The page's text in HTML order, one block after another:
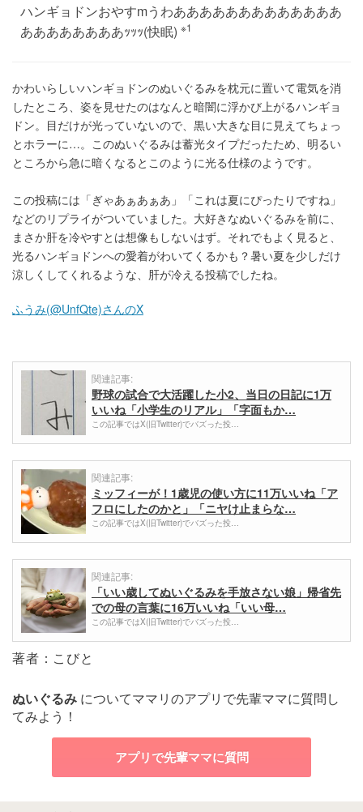
ハンギョドンおやすmうわあああああああああああああ
ああああああああｯｯｯ(快眠) ※1
かわいらしいハンギョドンのぬいぐるみを枕元に置いて電気を消
したところ、姿を見せたのはなんと暗闇に浮かび上がるハンギョ
ドン。目だけが光っていないので、黒い大きな目に見えてちょっ
とホラーに…。このぬいぐるみは蓄光タイプだったため、明るい
ところから急に暗くなるとこのように光る仕様のようです。
この投稿には「ぎゃあぁあぁあ」「これは夏にぴったりですね」
などのリプライがついていました。大好きなぬいぐるみを前に、
まさか肝を冷やすとは想像もしないはず。それでもよく見ると、
光るハンギョドンへの愛着がわいてくるかも？暑い夏を少しだけ
涼しくしてくれるような、肝が冷える投稿でしたね。
ふうみ(@UnfQte)さんのX
関連記事:
野球の試合で大活躍した小2、当日の日記に1万
いいね「小学生のリアル」「字面もか…
この記事ではX(旧Twitter)でバズった投…
関連記事:
ミッフィーが！1歳児の使い方に11万いいね「ア
フロにしたのかと」「ニヤけ止まらな…
この記事ではX(旧Twitter)でバズった投…
関連記事:
「いい歳してぬいぐるみを手放さない娘」帰省先
での母の言葉に16万いいね「いい母…
この記事ではX(旧Twitter)でバズった投…
著者：こびと
ぬいぐるみ についてママリのアプリで先輩ママに質問し
てみよう！
アプリで先輩ママに質問